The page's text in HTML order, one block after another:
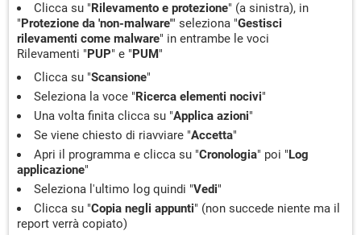
Clicca su "Rilevamento e protezione" (a sinistra), in
"Protezione da 'non-malware'" seleziona "Gestisci
rilevamenti come malware" in entrambe le voci
Rilevamenti "PUP" e "PUM"
Clicca su "Scansione"
Seleziona la voce "Ricerca elementi nocivi"
Una volta finita clicca su "Applica azioni"
Se viene chiesto di riavviare "Accetta"
Apri il programma e clicca su "Cronologia" poi "Log
applicazione"
Seleziona l'ultimo log quindi "Vedi"
Clicca su "Copia negli appunti" (non succede niente ma il
report verrà copiato)